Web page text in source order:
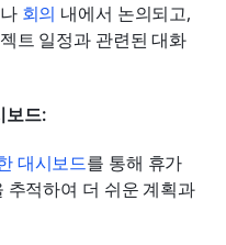
나 회의
트 일정과 관련된 대화
보드:
대시보드를 통해 휴가
추적하여 더 쉬운 계획과